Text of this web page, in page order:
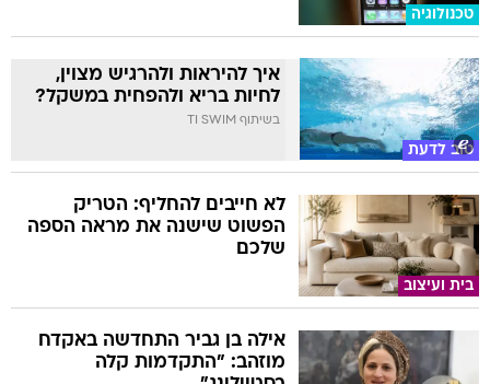
טכנולוגיה
טוב לדעת
איך להיראות ולהרגיש מצוין,
לחיות בריא ולהפחית במשקל?
בשיתוף TI SWIM
בית ועיצוב
לא חייבים להחליף: הטריק
הפשוט שישנה את מראה הספה
שלכם
אילה בן גביר התחדשה באקדח
מוזהב: "התקדמות קלה